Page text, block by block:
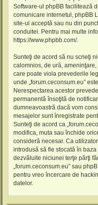
Software-ul phpBB facilitează
comunicare internetul, phpBB
site-ul acceptă sau nu din
conduitei. Pentru mai multe
https://www.phpbb.com/.
Sunteţi de acord să nu scrieţi
calomnios, de ură,
care poate viola prevederile
unde „forum.ceconsum.eu”
Nerespectarea acestor
permanentă însoţită de
dumneavoastră dacă vom
mesajelor sunt înregistrate
Sunteţi de acord ca
modifica, muta sau închide
consideră necesar. Ca
introdusă să fie stocată în
dezvăluite niciunei terţe părţi
„forum.ceconsum.eu” sau
pentru vreo încercare de
datelor.